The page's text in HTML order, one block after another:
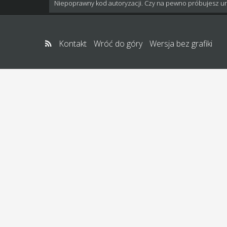
Niepoprawny kod autoryzacji. Czy na pewno próbujesz
Kontakt Wróć do góry Wersja bez grafiki